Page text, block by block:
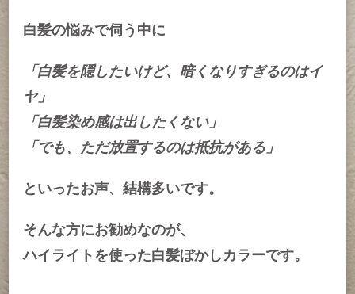
か
し」
の
白髪の悩みで伺う中に
「白髪を隠したいけど、暗くなりすぎるのはイ
ヤ」
「白髪染め感は出したくない」
「でも、ただ放置するのは抵抗がある」
といったお声、結構多いです。
そんな方にお勧めなのが、
ハイライトを使った白髪ぼかしカラーです。